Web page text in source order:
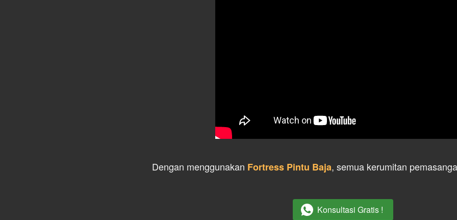
Dengan menggunakan Fortress Pintu Baja, semua kerumitan
` Konsultasi Gratis !